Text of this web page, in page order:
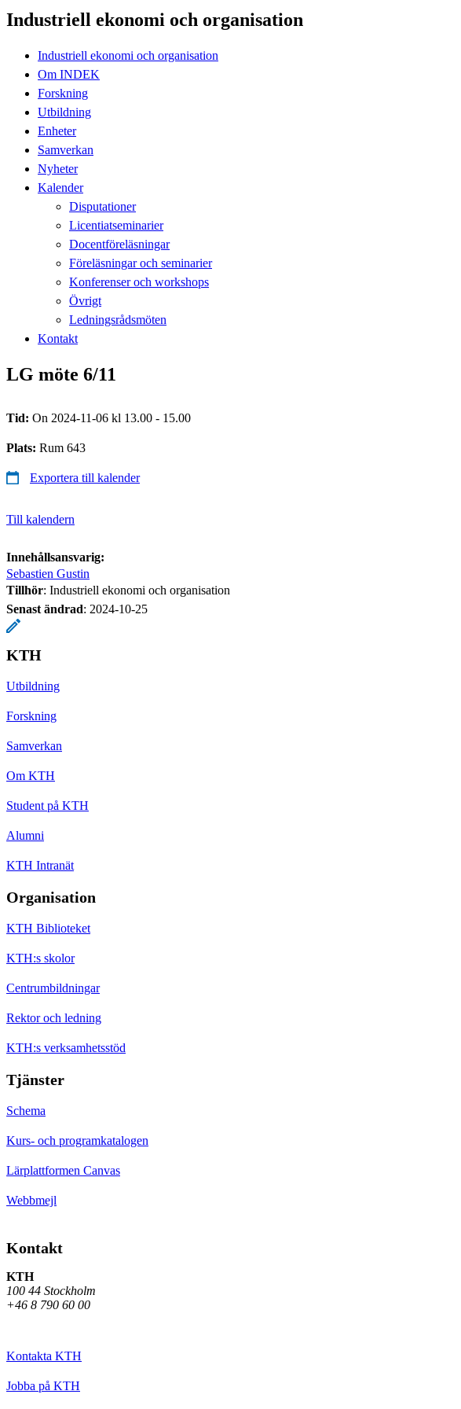
Industriell ekonomi och organisation
Industriell ekonomi och organisation
Om INDEK
Forskning
Utbildning
Enheter
Samverkan
Nyheter
Kalender
Disputationer
Licentiatseminarier
Docentföreläsningar
Föreläsningar och seminarier
Konferenser och workshops
Övrigt
Ledningsrådsmöten
Kontakt
LG möte 6/11
Tid: On 2024-11-06 kl 13.00 - 15.00
Plats: Rum 643
Exportera till kalender
Till kalendern
Innehållsansvarig:
Sebastien Gustin
Tillhör: Industriell ekonomi och organisation
Senast ändrad: 2024-10-25
KTH
Utbildning
Forskning
Samverkan
Om KTH
Student på KTH
Alumni
KTH Intranät
Organisation
KTH Biblioteket
KTH:s skolor
Centrumbildningar
Rektor och ledning
KTH:s verksamhetsstöd
Tjänster
Schema
Kurs- och programkatalogen
Lärplattformen Canvas
Webbmejl
Kontakt
KTH
100 44 Stockholm
+46 8 790 60 00
Kontakta KTH
Jobba på KTH